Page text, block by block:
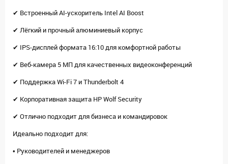
✔ Встроенный AI-ускоритель Intel AI Boost
✔ Лёгкий и прочный алюминиевый корпус
✔ IPS-дисплей формата 16:10 для комфортной работы
✔ Веб-камера 5 МП для качественных видеоконференций
✔ Поддержка Wi-Fi 7 и Thunderbolt 4
✔ Корпоративная защита HP Wolf Security
✔ Отлично подходит для бизнеса и командировок
Идеально подходит для:
• Руководителей и менеджеров